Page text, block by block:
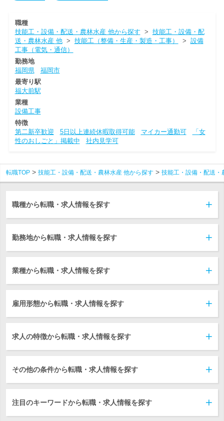
職種
技能工・設備・配送・農林水産 他から探す > 技能工・設備・配
送・農林水産 他> 技能工（整備・生産・製造・工事） > 設備
工事（電気・通信）
勤務地
福岡県
福岡市
最寄り駅
福大前駅
業種
設備工事
特徴
第二新卒歓迎
5日以上連続休暇取得可能 マイカー通勤可
「女
性のおしごと」掲載中
社内見学可
転職TOP 技能工・設備・配送・農林水産 他から探す 技能工・設備・配送・
職種から転職・求人情報を探す
勤務地から転職・求人情報を探す
業種から転職・求人情報を探す
雇用形態から転職・求人情報を探す
求人の特徴から転職・求人情報を探す
その他の条件から転職・求人情報を探す
注目のキーワードから転職・求人情報を探す